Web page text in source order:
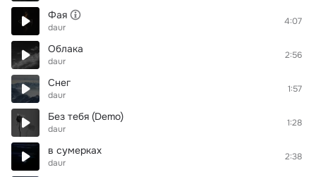
Фая
daur
4:07
Облака
daur
2:56
Снег
daur
1:57
Без тебя (Demo)
daur
1:28
в сумерках
daur
2:38